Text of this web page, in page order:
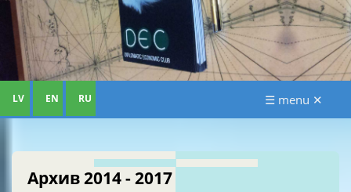
LV EN RU ☰ menu ✕
Архив 2014 - 2017